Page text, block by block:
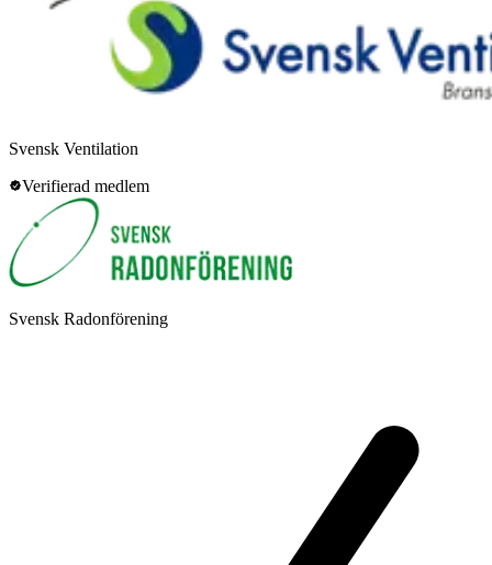
Svensk Ventilation
Verifierad medlem
Svensk Radonförening